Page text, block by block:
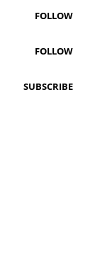
FOLLOW
FOLLOW
SUBSCRIBE